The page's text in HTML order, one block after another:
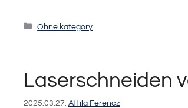
Kategorien
Ohne kategory
Laserschneiden
2025.03.27. Attila Ferencz